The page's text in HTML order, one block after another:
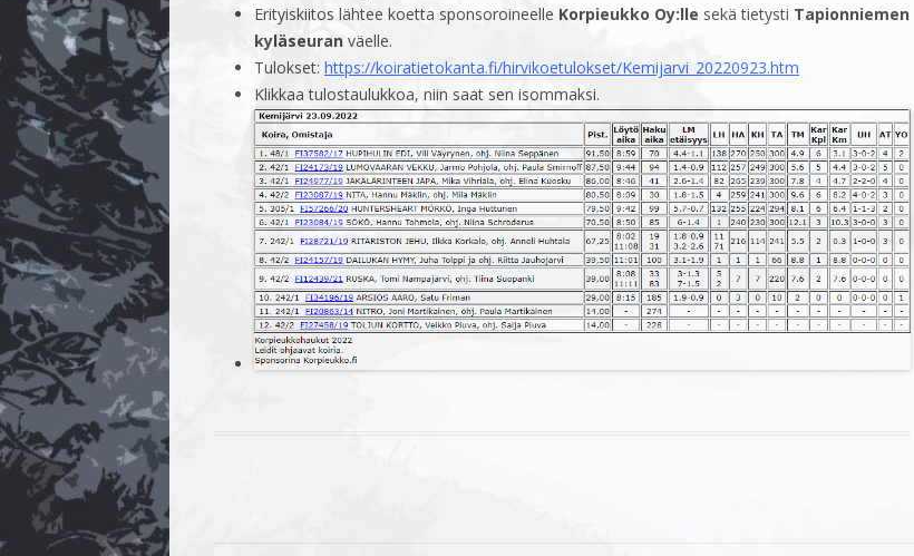
Erityiskiitos lähtee koetta sponsoroineelle Korpieukko Oy:lle sekä tietysti Tapionniemen
kyläseuran väelle.
Tulokset: https://koiratietokanta.fi/hirvikoetulokset/Kemijarvi_20220923.htm
Klikkaa tulostaulukkoa, niin saat sen isommaksi.